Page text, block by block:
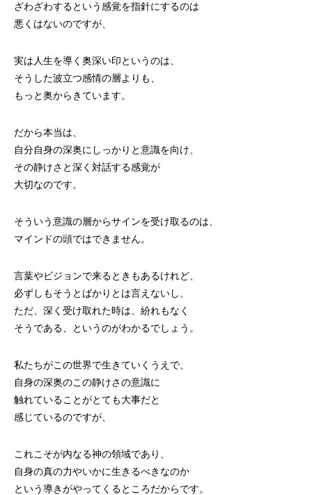
ざわざわするという感覚を指針にするのは
悪くはないのですが、
実は人生を導く奥深い印というのは、
そうした波立つ感情の層よりも、
もっと奥からきています。
だから本当は、
自分自身の深奥にしっかりと意識を向け、
その静けさと深く対話する感覚が
大切なのです。
そういう意識の層からサインを受け取るのは、
マインドの頭ではできません。
言葉やビジョンで来るときもあるけれど、
必ずしもそうとばかりとは言えないし、
ただ、深く受け取れた時は、紛れもなく
そうである、というのがわかるでしょう。
私たちがこの世界で生きていくうえで、
自身の深奥のこの静けさの意識に
触れていることがとても大事だと
感じているのですが、
これこそが内なる神の領域であり、
自身の真の力やいかに生きるべきなのか
という導きがやってくるところだからです。